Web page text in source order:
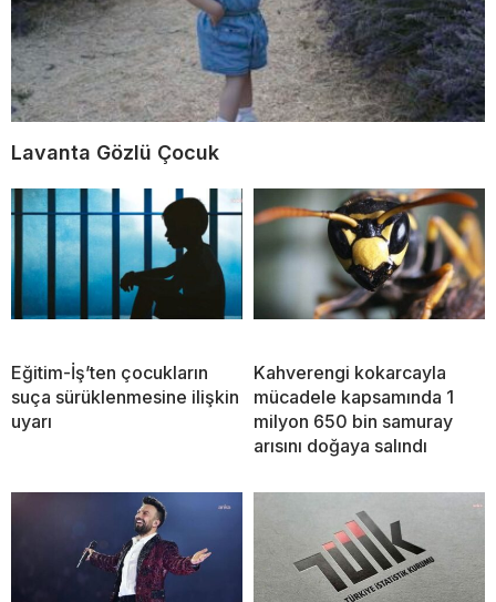
Lavanta Gözlü Çocuk
Eğitim-İş’ten çocukların
suça sürüklenmesine ilişkin
uyarı
Kahverengi kokarcayla
mücadele kapsamında 1
milyon 650 bin samuray
arısını doğaya salındı